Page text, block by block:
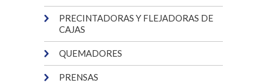
PRECINTADORAS Y FLEJADORAS DE
CAJAS
QUEMADORES
PRENSAS